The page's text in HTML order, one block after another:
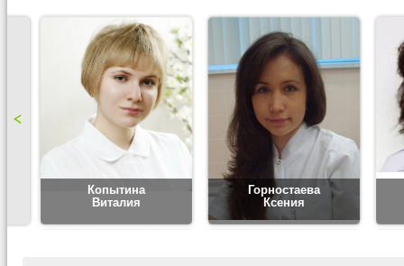
Копытина
Виталия
Горностаева
Ксения